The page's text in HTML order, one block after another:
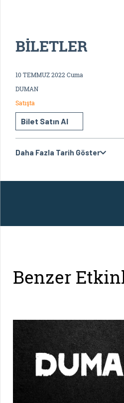
BİLETLER
10 TEMMUZ 2022 Cuma
DUMAN
Satışta
Bilet Satın Al
Daha Fazla Tarih Göster
Benzer